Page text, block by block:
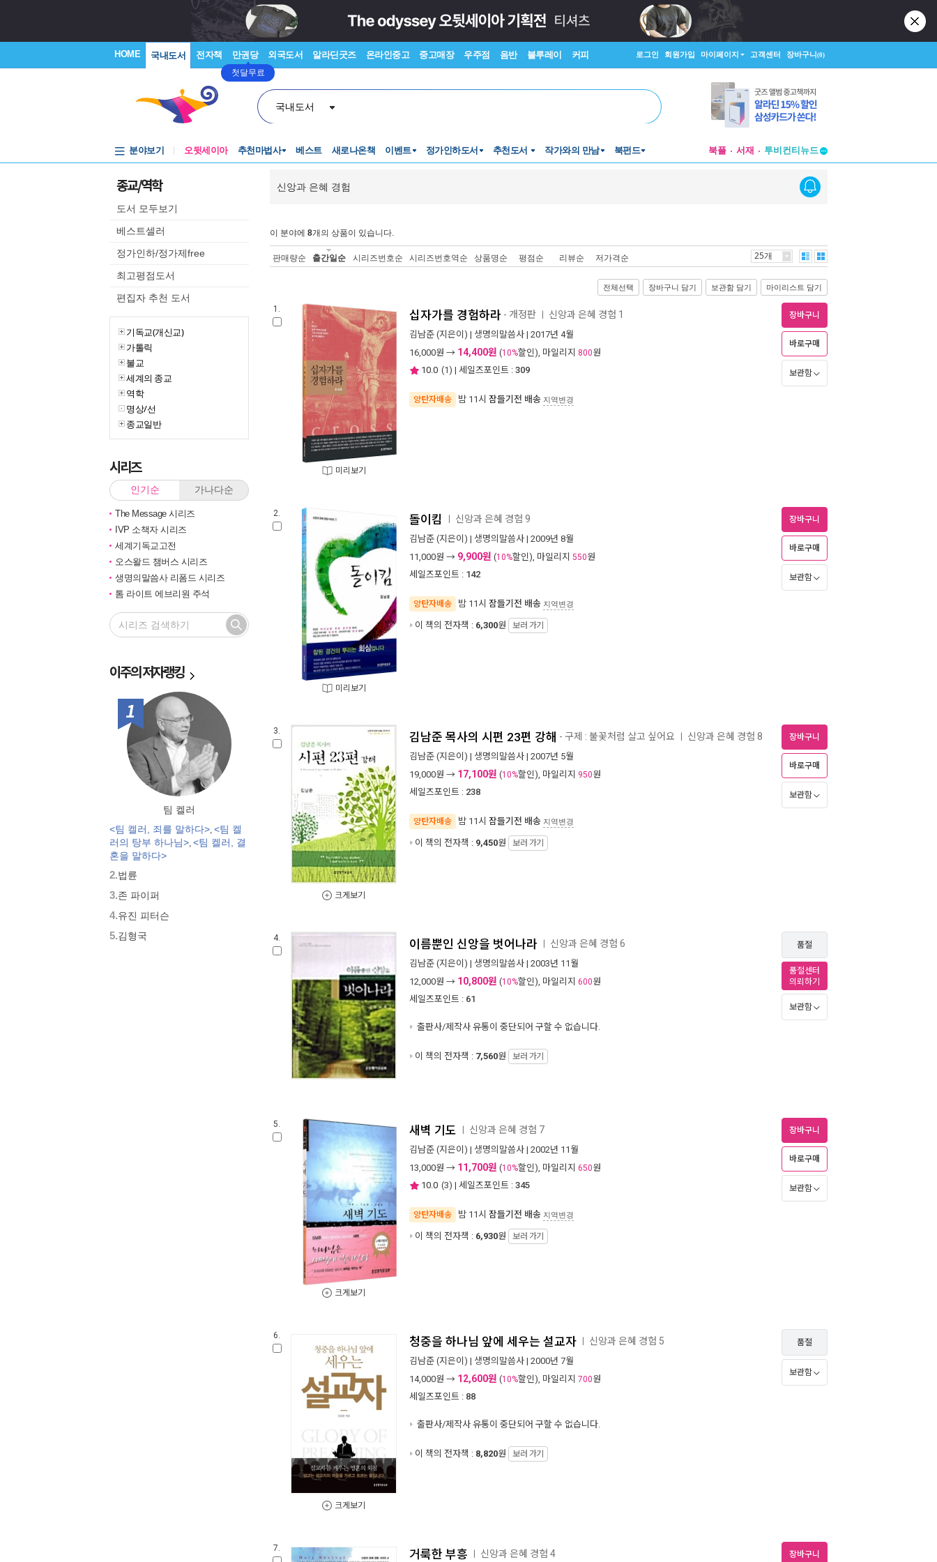
HOME 국내도서 전자책 만권당
첫달무료
외국도서 알라딘굿즈 온라인중고 중고매장 우주점 음반 블루레이 커피 로그인 회원가입 마이페이지 고객센터 장바구니(0)
국내도서
분야보기 오뒷세이아 추천마법사 베스트 새로나온책 이벤트 정가인하도서 추천도서 작가와의 만남 북펀드 북플 서재
투비컨티뉴드
투비컨티뉴드
종교/역학
도서 모두보기
베스트셀러
정가인하/정가제free
최고평점도서
편집자 추천 도서
기독교(개신교)
가톨릭
불교
세계의 종교
역학
명상/선
종교일반
시리즈
인기순 가나다순
The Message 시리즈
IVP 소책자 시리즈
세계기독교고전
오스왈드 챔버스 시리즈
생명의말씀사 리폼드 시리즈
톰 라이트 에브리원 주석
법륜스님의 즉문즉설
미술관이 살아있다 : 구약
신학이 있는 묵상
미술관이 살아있다 : 신약
민족사 왕초보 시리즈
신앙과 은혜 경험
믿음의 영웅들
믿음의 거장
쾌도난마 사도행전
어린이 만화성경 슈퍼바이블 시리
이주의저자랭킹
1위
팀 켈러
<팀 켈러, 죄를 말하다>, <팀 켈
러의 탕부 하나님>, <팀 켈러, 결
혼을 말하다>
2.법륜
3.존 파이퍼
4.유진 피터슨
5.김형국
신앙과 은혜 경험
이 분야에 8개의 상품이 있습니다.
판매량순 출간일순 시리즈번호순 시리즈번호역순 상품명순 평점순 리뷰순 저가격순 25개
전체선택 장바구니 담기 보관함 담기 마이리스트 담기
1.
미리보기
십자가를 경험하라 - 개정판 신앙과 은혜 경험 1
김남준 (지은이) | 생명의말씀사 | 2017년 4월
16,000원 → 14,400원 (10%할인), 마일리지 800원
10.0 (1) | 세일즈포인트 : 309
양탄자배송 밤 11시 잠들기전 배송 지역변경
장바구니
바로구매
보관함
2.
미리보기
돌이킴 신앙과 은혜 경험 9
김남준 (지은이) | 생명의말씀사 | 2009년 8월
11,000원 → 9,900원 (10%할인), 마일리지 550원
세일즈포인트 : 142
양탄자배송 밤 11시 잠들기전 배송 지역변경
이 책의 전자책 : 6,300원 보러 가기
장바구니
바로구매
보관함
3.
크게보기
김남준 목사의 시편 23편 강해 - 구제 : 불꽃처럼 살고 싶어요 신앙과 은혜 경험 8
김남준 (지은이) | 생명의말씀사 | 2007년 5월
19,000원 → 17,100원 (10%할인), 마일리지 950원
세일즈포인트 : 238
양탄자배송 밤 11시 잠들기전 배송 지역변경
이 책의 전자책 : 9,450원 보러 가기
장바구니
바로구매
보관함
4. 이름뿐인 신앙을 벗어나라 신앙과 은혜 경험 6
김남준 (지은이) | 생명의말씀사 | 2003년 11월
12,000원 → 10,800원 (10%할인), 마일리지 600원
세일즈포인트 : 61
출판사/제작사 유통이 중단되어 구할 수 없습니다.
이 책의 전자책 : 7,560원 보러 가기
품절
품절센터
의뢰하기
보관함
5.
크게보기
새벽 기도 신앙과 은혜 경험 7
김남준 (지은이) | 생명의말씀사 | 2002년 11월
13,000원 → 11,700원 (10%할인), 마일리지 650원
10.0 (3) | 세일즈포인트 : 345
양탄자배송 밤 11시 잠들기전 배송 지역변경
이 책의 전자책 : 6,930원 보러 가기
장바구니
바로구매
보관함
6.
크게보기
청중을 하나님 앞에 세우는 설교자 신앙과 은혜 경험 5
김남준 (지은이) | 생명의말씀사 | 2000년 7월
14,000원 → 12,600원 (10%할인), 마일리지 700원
세일즈포인트 : 88
출판사/제작사 유통이 중단되어 구할 수 없습니다.
이 책의 전자책 : 8,820원 보러 가기
품절
보관함
7. 거룩한 부흥 신앙과 은혜 경험 4 장바구니